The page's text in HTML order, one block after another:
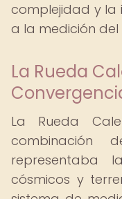
complejidad y
a la medición
La Rueda
La Rueda
combinación
representaba
cósmicos y